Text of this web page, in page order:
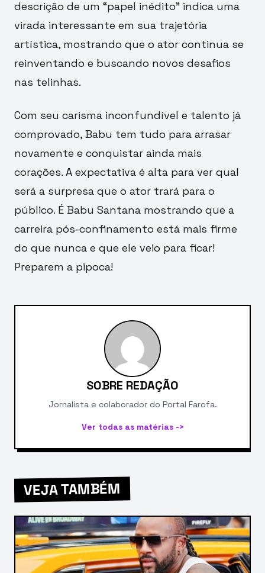
descrição de um “papel inédito” indica uma
virada interessante em sua trajetória
artística, mostrando que o ator continua se
reinventando e buscando novos desafios
nas telinhas.
Com seu carisma inconfundível e talento já
comprovado, Babu tem tudo para arrasar
novamente e conquistar ainda mais
corações. A expectativa é alta para ver qual
será a surpresa que o ator trará para o
público. É Babu Santana mostrando que a
carreira pós-confinamento está mais firme
do que nunca e que ele veio para ficar!
Preparem a pipoca!
SOBRE REDAÇÃO
Jornalista e colaborador do Portal Farofa.
Ver todas as matérias ->
VEJA TAMBÉM